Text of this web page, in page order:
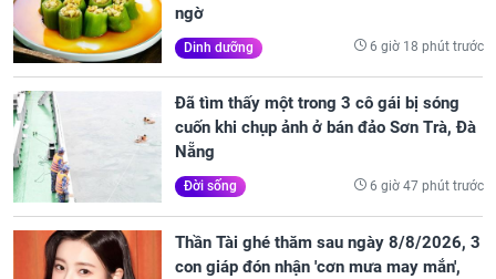
ngờ
Dinh dưỡng 6 giờ 18 phút trước
Đã tìm thấy một trong 3 cô gái bị sóng
cuốn khi chụp ảnh ở bán đảo Sơn Trà, Đà
Nẵng
Đời sống 6 giờ 47 phút trước
Thần Tài ghé thăm sau ngày 8/8/2026, 3
con giáp đón nhận 'cơn mưa may mắn',